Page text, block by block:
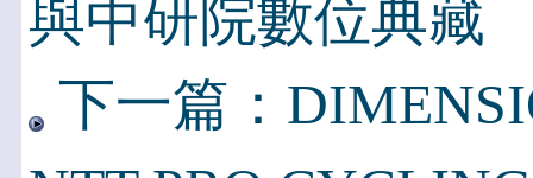
與中研院數位典藏
下一篇：